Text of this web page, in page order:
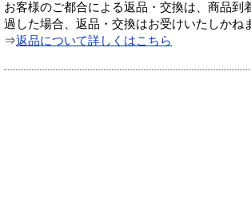
お客様のご都合による返品・交換は、商品
過した場合、返品・交換はお受けいたしかね
⇒返品について詳しくはこちら